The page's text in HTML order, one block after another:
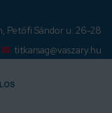
Petőfi Sándor u. 26-28
titkarsag@vaszary.hu